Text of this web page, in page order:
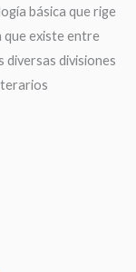
básica que rige
que existe entre
diversas divisiones